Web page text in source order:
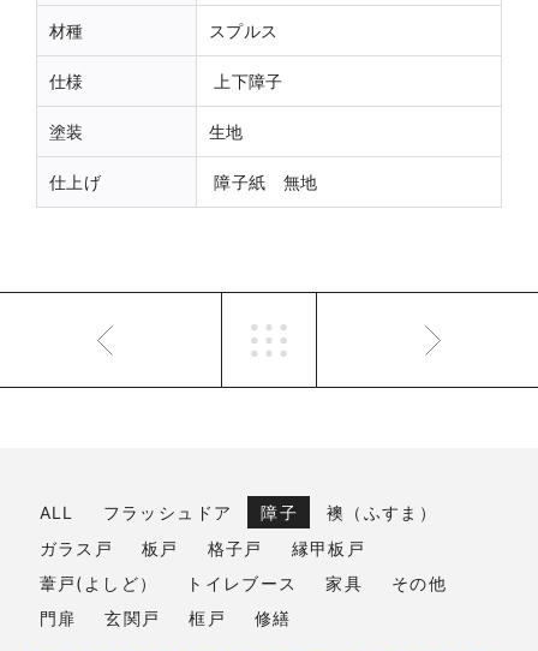
材種 スプルス
仕様 上下障子
塗装 生地
仕上げ 障子紙 無地
ALL フラッシュドア 障子
襖（ふすま）
ガラス戸
板戸 格子戸
縁甲板戸
葦戸(よしど）
トイレブース 家具
その他
門扉
玄関戸 框戸 修繕